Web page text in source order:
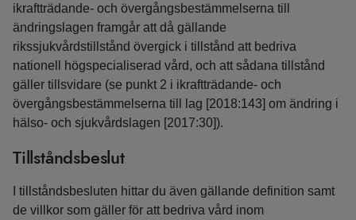
ikraftträdande- och övergångsbestämmelserna till
ändringslagen framgår att då gällande
rikssjukvårdstillstånd övergick i tillstånd att bedriva
nationell högspecialiserad vård, och att sådana tillstånd
gäller tillsvidare (se punkt 2 i ikraftträdande- och
övergångsbestämmelserna till lag [2018:143] om ändring i
hälso- och sjukvårdslagen [2017:30]).
Tillståndsbeslut
I tillståndsbesluten hittar du även gällande definition samt
de villkor som gäller för att bedriva vård inom